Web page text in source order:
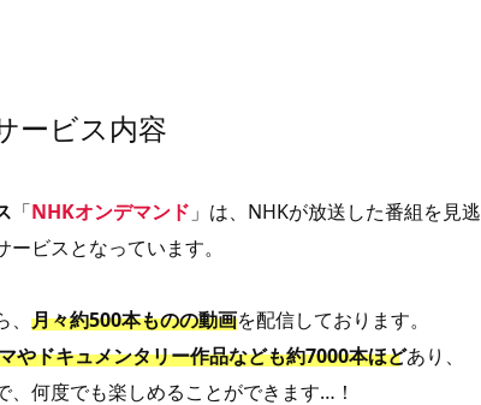
ービス内容
「NHKオンデマンド 」は、NHKが放送した番組を見逃
ビスとなっています。
月々約500本ものの動画を配信しております。
やドキュメンタリー作品なども約7000本ほどあり、
何度でも楽しめることができます…！